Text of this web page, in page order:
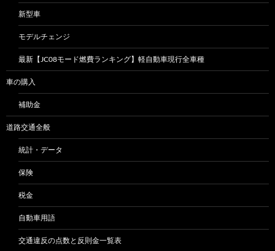
新型車
モデルチェンジ
最新【JC08モード燃費ランキング】軽自動車現行全車種
車の購入
補助金
道路交通全般
統計・データ
保険
税金
自動車用語
交通違反の点数と反則金一覧表